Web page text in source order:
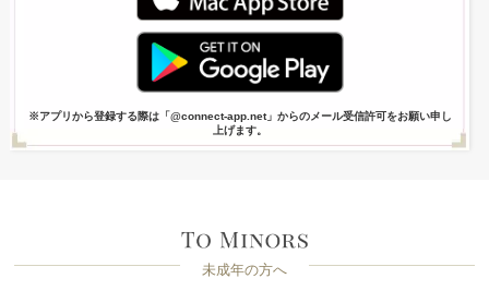
※アプリから登録する際は「@connect-app.net」からのメール受信許可をお願い申し
上げます。
未成年の方へ